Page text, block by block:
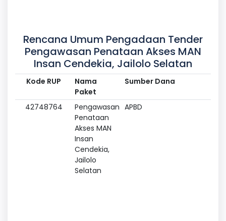
Rencana Umum Pengadaan Tender
Pengawasan Penataan Akses MAN
Insan Cendekia, Jailolo Selatan
Kode RUP
Nama
Paket
Sumber Dana
42748764
Pengawasan
Penataan
Akses MAN
Insan
Cendekia,
Jailolo
Selatan
APBD